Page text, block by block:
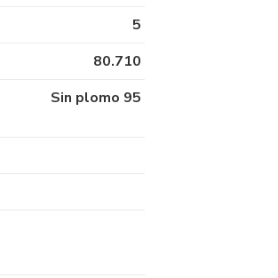
5
80.710
Sin plomo 95